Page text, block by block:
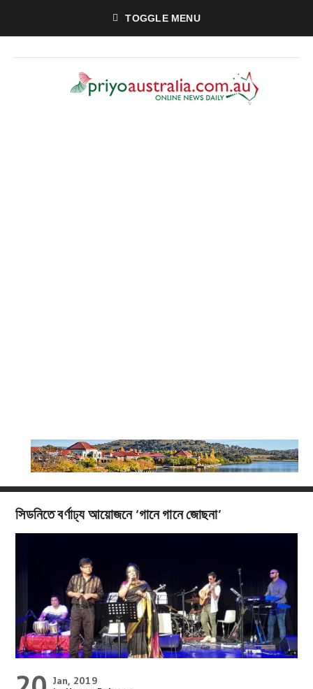
TOGGLE MENU
সিডনিতে বর্ণাঢ্য আয়োজনে ‘গানে গানে জোছনা’
Jan, 2019